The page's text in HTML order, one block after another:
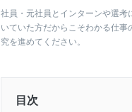
社員・元社員とインターンや選
いていた方だからこそわかる仕
究を進めてください。
目次